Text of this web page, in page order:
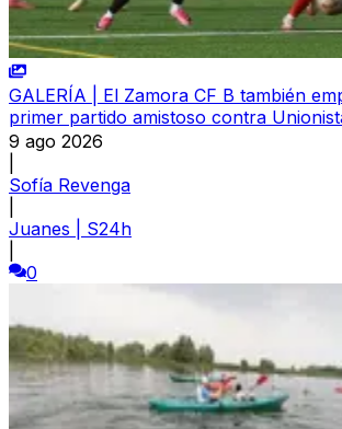
GALERÍA | El Zamora CF B también
primer partido amistoso contra
9 ago 2026
Sofía Revenga
Juanes | S24h
0